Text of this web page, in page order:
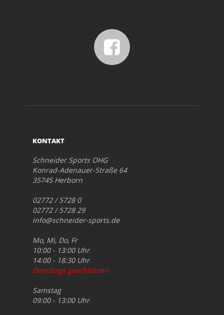
KONTAKT
Schneider Sports OHG
Konrad-Adenauer-Straße 64
35745 Herborn
02772 / 5728 0
02772 / 5728 29
info@schneider-sports.de
Mo, Mi, Do, Fr
10:00 - 13:00 Uhr
14:00 - 18:30 Uhr
Dienstags geschlossen
Samstag
09:00 - 13:00 Uhr